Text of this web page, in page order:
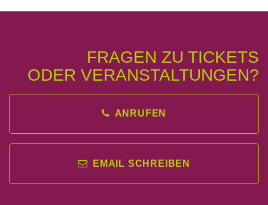
FRAGEN ZU TICKETS
ODER VERANSTALTUNGEN?
ANRUFEN
EMAIL SCHREIBEN